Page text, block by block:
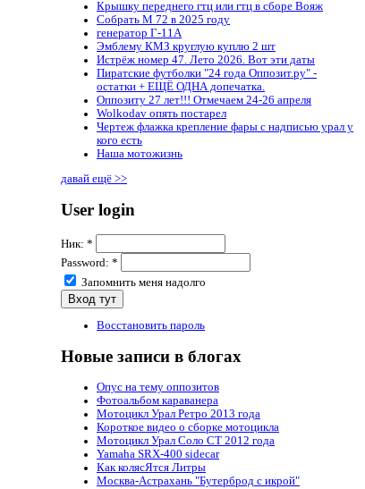
Крышку переднего гтц или гтц в сборе Вояж
Собрать М 72 в 2025 году
генератор Г-11А
Эмблему КМЗ круглую куплю 2 шт
Истрёж номер 47. Лето 2026. Вот эти даты
Пиратские футболки "24 года Оппозит.ру" -
остатки + ЕЩЁ ОДНА допечатка.
Оппозиту 27 лет!!! Отмечаем 24-26 апреля
Wolkodav опять постарел
Чертеж флажка крепление фары с надписью урал у
кого есть
Наша мотожизнь
давай ещё >>
User login
Ник: *
Password: *
Запомнить меня надолго
Восстановить пароль
Новые записи в блогах
Опус на тему оппозитов
Фотоальбом караванера
Мотоцикл Урал Ретро 2013 года
Короткое видео о сборке мотоцикла
Мотоцикл Урал Соло СТ 2012 года
Yamaha SRX-400 sidecar
Как колясЯтся Литры
Москва-Астрахань "Бутерброд с икрой"